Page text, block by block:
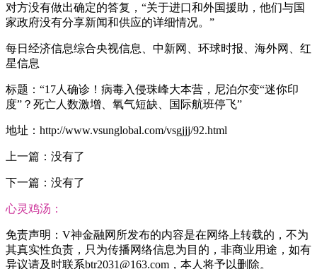
对方没有做出确定的答复，“关于进口和外国援助，他们与国
家政府没有分享新闻和供应的详细情况。”
每日经济信息综合央视信息、中新网、环球时报、海外网、红
星信息
标题：“17人确诊！病毒入侵珠峰大本营，尼泊尔变“迷你印
度”？死亡人数激增、氧气短缺、国际航班停飞”
地址：http://www.vsunglobal.com/vsgjjj/92.html
上一篇：没有了
下一篇：没有了
心灵鸡汤：
免责声明：V神金融网所发布的内容是在网络上转载的，不为
其真实性负责，只为传播网络信息为目的，非商业用途，如有
异议请及时联系btr2031@163.com，本人将予以删除。